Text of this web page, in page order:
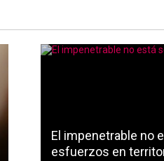
El impenetrable no
esfuerzos en